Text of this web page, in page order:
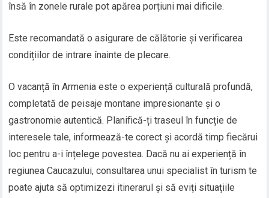
însă în zonele rurale pot apărea porțiuni mai dificile.
Este recomandată o asigurare de călătorie și verificarea
condițiilor de intrare înainte de plecare.
O vacanță în Armenia este o experiență culturală profundă,
completată de peisaje montane impresionante și o
gastronomie autentică. Planifică-ți traseul în funcție de
interesele tale, informează-te corect și acordă timp fiecărui
loc pentru a-i înțelege povestea. Dacă nu ai experiență în
regiunea Caucazului, consultarea unui specialist în turism te
poate ajuta să optimizezi itinerarul și să eviți situațiile